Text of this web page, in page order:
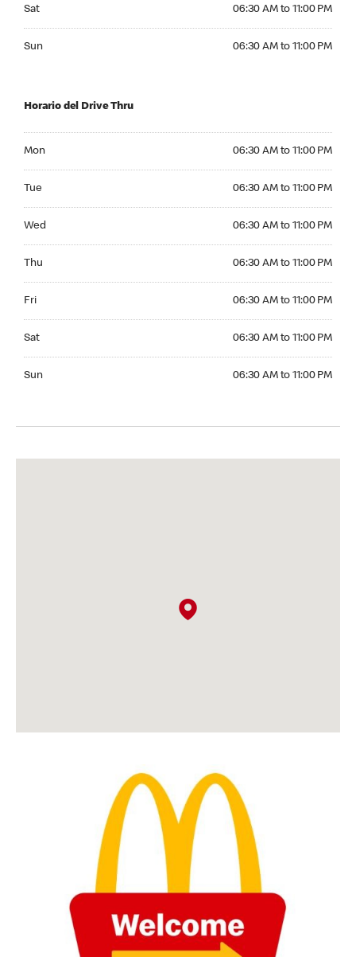
Sat 06:30 AM to 11:00 PM
Sun 06:30 AM to 11:00 PM
Horario del Drive Thru
Mon 06:30 AM to 11:00 PM
Tue 06:30 AM to 11:00 PM
Wed 06:30 AM to 11:00 PM
Thu 06:30 AM to 11:00 PM
Fri 06:30 AM to 11:00 PM
Sat 06:30 AM to 11:00 PM
Sun 06:30 AM to 11:00 PM